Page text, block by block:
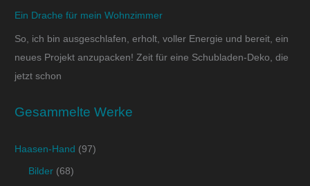
Ein Drache für mein Wohnzimmer
So, ich bin ausgeschlafen, erholt, voller Energie und bereit, ein
neues Projekt anzupacken! Zeit für eine Schubladen-Deko, die
jetzt schon
Gesammelte Werke
Haasen-Hand (97)
Bilder (68)